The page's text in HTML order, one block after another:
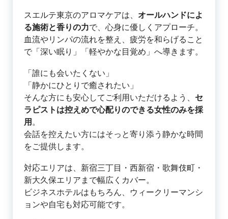
スエルテ東京のアロマケアは、 オールハンドによ
る施術と香りの力で、心身に優しくアプローチ。
血流やリンパの流れを整え、疲労を和らげること
で「深い眠り」「軽やかな目覚め」へ導きます。
「誰にも会いたくない」
「静かにひとりで癒されたい」
そんな方にも安心してご利用いただけるよう、 セ
ラピストは控えめで心配りのできる女性のみを採
用。
会話を控えたい方にはそっと寄り添う静かな時間
をご提供します。
対応エリアは、新宿三丁目・西新宿・歌舞伎町・
新大久保エリアまで幅広くカバー。
ビジネスホテルはもちろん、ウィークリーマンシ
ョンや自宅も対応可能です。